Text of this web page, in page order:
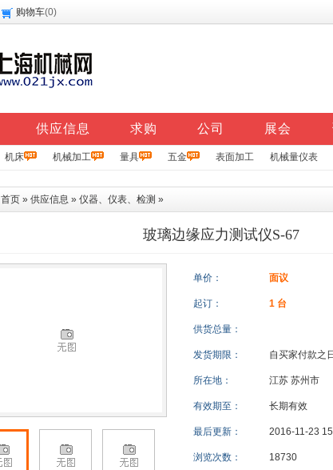
购物车(0)
供应信息 求购 公司 展会
机床 机械加工 量具 五金 表面加工 机械量仪表
首页 » 供应信息 » 仪器、仪表、检测 »
玻璃边缘应力测试仪S-67
单价： 面议
起订： 1 台
供货总量：
发货期限： 自买家付款之
所在地： 江苏 苏州市
有效期至： 长期有效
最后更新： 2016-11-23
浏览次数： 18730